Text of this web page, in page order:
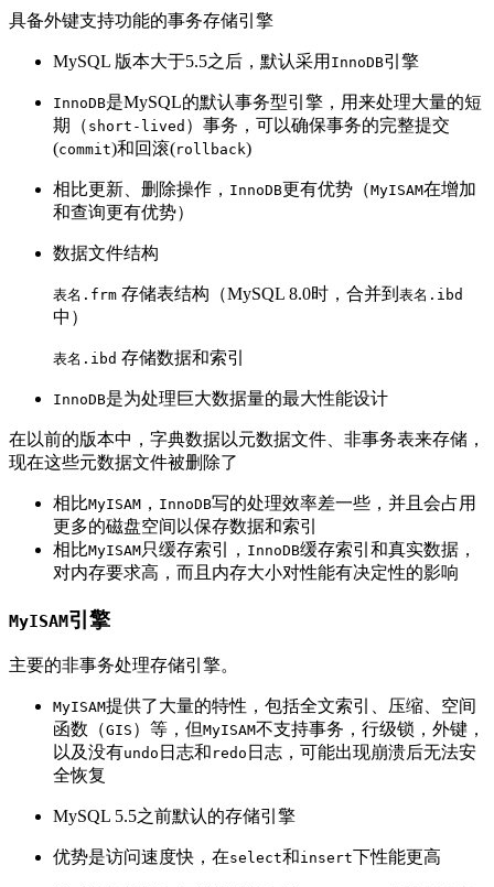
具备外键支持功能的事务存储引擎
MySQL 版本大于5.5之后，默认采用 InnoDB引擎
InnoDB是MySQL的默认事务型引擎，用来处理大量的短
期（ short-lived ）事务，可以确保事务的完整提交
(commit)和回滚(rollback)
相比更新、删除操作， InnoDB更有优势（MyISAM在增加
和查询更有优势）
数据文件结构
表名.frm 存储表结构（MySQL 8.0时，合并到 表名.ibd
中）
表名.ibd 存储数据和索引
InnoDB是为处理巨大数据量的最大性能设计
在以前的版本中，字典数据以元数据文件、非事务表来存储，
现在这些元数据文件被删除了
相比MyISAM ， InnoDB写的处理效率差一些，并且会占用
更多的磁盘空间以保存数据和索引
相比MyISAM只缓存索引， InnoDB缓存索引和真实数据，
对内存要求高，而且内存大小对性能有决定性的影响
MyISAM引擎
主要的非事务处理存储引擎。
MyISAM提供了大量的特性，包括全文索引、压缩、空间
函数（GIS ）等，但MyISAM不支持事务，行级锁，外键，
以及没有undo 日志和 redo 日志，可能出现崩溃后无法安
全恢复
MySQL 5.5之前默认的存储引擎
优势是访问速度快，在select和insert下性能更高